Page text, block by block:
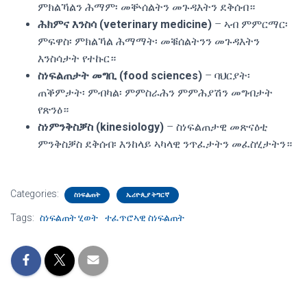
ምክልኻልን ሕማም፡ መቝሰልትን መጉዳእትን ደቅሰብ።
ሕክምና እንስሳ (veterinary medicine) – ኣብ ምምርማር፡
ምፍዋስ፡ ምክልኻል ሕማማት፡ መቑሰልትንን መጉዳእትን
እንስሳታት የተኩር።
ስነፍልጠታት መግቢ (food sciences) – ባህርያት፡
ጠቕምታት፡ ምብካል፡ ምምስራሕን ምምሕያሽን መግብታት
የጽንዕ።
ስነምንቅስቓስ (kinesiology) – ስነፍልጠታዊ መጽናዕቲ
ምንቅስቓስ ደቅሰብ፡ እንከላይ ኣካላዊ ንጥፈታትን መፈስሂታትን።
Categories: ስነፍልጠት ኤሪዮጲያ ትግርኛ
Tags: ስነፍልጠት ሂወት ተፈጥሮኣዊ ስነፍልጠት